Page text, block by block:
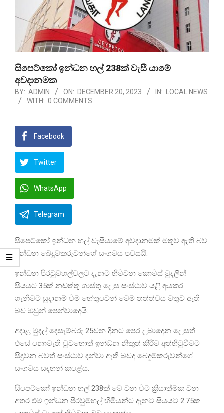
සිපෙට්කෝ ඉන්ධන හල් 238ක් වැසී යාමේ
අවදානමක
BY: ADMIN ON: DECEMBER 20, 2023 IN:
LOCAL NEWS
WITH: 0 COMMENTS
Facebook
Twitter
WhatsApp
Telegram
සිපෙට්කෝ ඉන්ධන හල් වැසීයාමේ අවදානමක් මතුව ඇති බව
ඉන්ධන බෙදුම්කරුවන්ගේ සංගමය පවසයි.
ඉන්ධන පිරවුම්හල්වලට දැනට හිමිවන කොමිස් මුදලින්
සියයට 35ක් නඩත්තු ගාස්තු ලෙස සංස්ථාව යළි අයකර
ගැනීමට සුදානම් වීම හේතුවෙන් මෙම තත්ත්වය මතුව ඇති
බව ඔවුන් පෙන්වාදෙයි.
අදාළ මුදල් දෙසැම්බරු 25වන දිනට පෙර ලබාදෙන ලෙසත්
එසේ නොමැති වුවහොත් ඉන්ධන නිකුත් කිරීම අත්හිටුවීමට
සිදුවන බවත් සංස්ථාව දන්වා ඇති බවද බෙදුම්කරුවන්ගේ
සංගමය සඳහන් කළේය.
සිපෙට්කෝ ඉන්ධන හල් 238ක් මේ වන විට ක්‍රියාත්මක වන
අතර එම ඉන්ධන පිරවුම්හල් හිමියන්ට දැනට සියයට 2.75ක